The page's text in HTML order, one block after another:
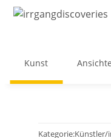
Kunst
Kategorie:Künstler/